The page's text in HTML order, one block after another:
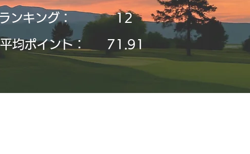
ランキング：
12
平均ポイント： 71.91